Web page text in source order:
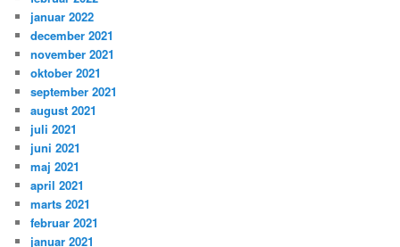
januar 2022
december 2021
november 2021
oktober 2021
september 2021
august 2021
juli 2021
juni 2021
maj 2021
april 2021
marts 2021
februar 2021
januar 2021